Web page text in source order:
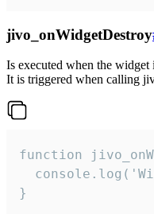
jivo_onWidgetDestroy
Is executed when the
It is triggered when calling
function
}